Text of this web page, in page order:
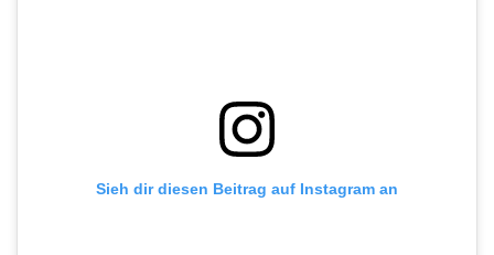
Sieh dir diesen Beitrag auf Instagram an